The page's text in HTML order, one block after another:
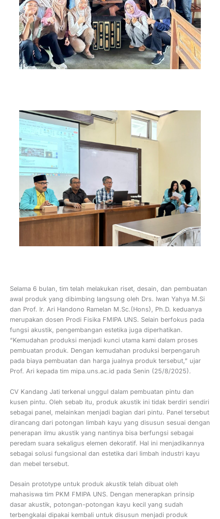
Selama 6 bulan, tim telah melakukan riset, desain, dan pembuatan
awal produk yang dibimbing langsung oleh Drs. Iwan Yahya M.Si
dan Prof. Ir. Ari Handono Ramelan M.Sc.(Hons), Ph.D. keduanya
merupakan dosen Prodi Fisika FMIPA UNS. Selain berfokus pada
fungsi akustik, pengembangan estetika juga diperhatikan.
“Kemudahan produksi menjadi kunci utama kami dalam proses
pembuatan produk. Dengan kemudahan produksi berpengaruh
pada biaya pembuatan dan harga jualnya produk tersebut,” ujar
Prof. Ari kepada tim mipa.uns.ac.id pada Senin (25/8/2025).
CV Kandang Jati terkenal unggul dalam pembuatan pintu dan
kusen pintu. Oleh sebab itu, produk akustik ini tidak berdiri sendiri
sebagai panel, melainkan menjadi bagian dari pintu. Panel tersebut
dirancang dari potongan limbah kayu yang disusun sesuai dengan
penerapan ilmu akustik yang nantinya bisa berfungsi sebagai
peredam suara sekaligus elemen dekoratif. Hal ini menjadikannya
sebagai solusi fungsional dan estetika dari limbah industri kayu
dan mebel tersebut.
Desain prototype untuk produk akustik telah dibuat oleh
mahasiswa tim PKM FMIPA UNS. Dengan menerapkan prinsip
dasar akustik, potongan-potongan kayu kecil yang sudah
terbengkalai dipakai kembali untuk disusun menjadi produk